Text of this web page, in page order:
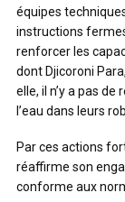
équipes
instructions
renforcer les
dont Djicoroni
elle, il n’y a pas
l’eau dans leurs
Par ces actions
réaffirme son
conforme aux